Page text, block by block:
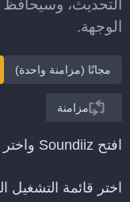
الوجهة.
مجانًا (مزامنة واحدة)
مزامنة
افتح Soundiiz واختر أداة «مزامنة»